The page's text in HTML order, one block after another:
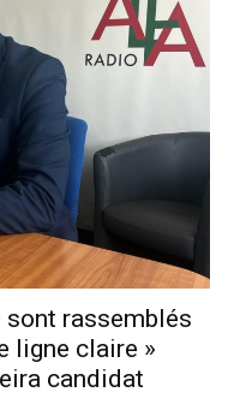
sont rassemblés
ligne claire »
candidat